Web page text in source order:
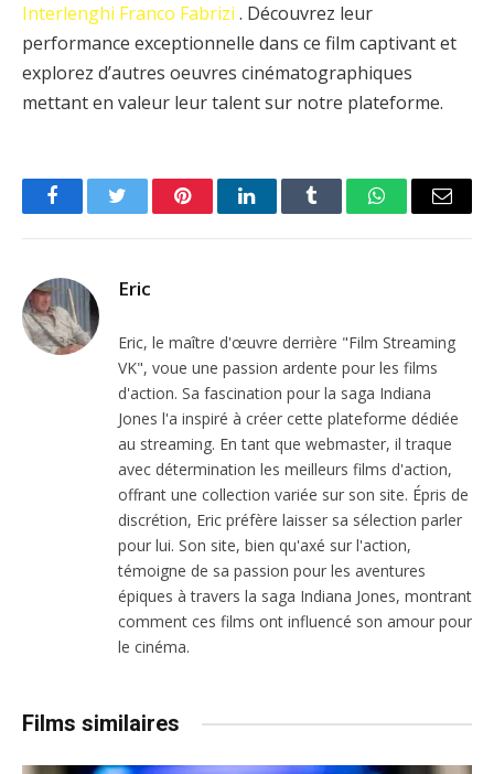
Interlenghi Franco Fabrizi . Découvrez leur
performance exceptionnelle dans ce film captivant et
explorez d’autres oeuvres cinématographiques
mettant en valeur leur talent sur notre plateforme.
FacebookTwitter PinterestLinkedInTumblr WhatsAppEmail
Eric
Eric, le maître d'œuvre derrière "Film Streaming
VK", voue une passion ardente pour les films
d'action. Sa fascination pour la saga Indiana
Jones l'a inspiré à créer cette plateforme dédiée
au streaming. En tant que webmaster, il traque
avec détermination les meilleurs films d'action,
offrant une collection variée sur son site. Épris de
discrétion, Eric préfère laisser sa sélection parler
pour lui. Son site, bien qu'axé sur l'action,
témoigne de sa passion pour les aventures
épiques à travers la saga Indiana Jones, montrant
comment ces films ont influencé son amour pour
le cinéma.
Films similaires